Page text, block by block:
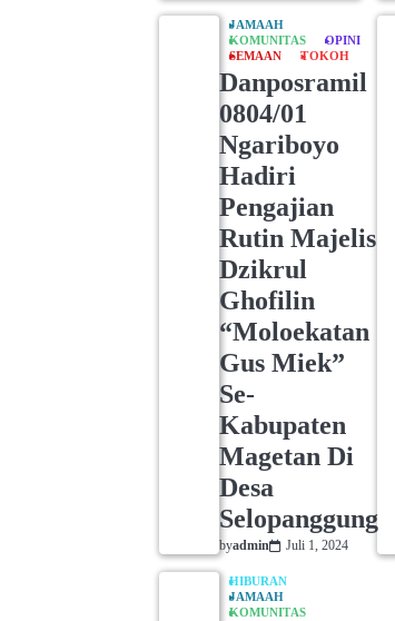
JAMAAH
KOMUNITAS
OPINI
SEMAAN
TOKOH
Danposramil
0804/01
Ngariboyo
Hadiri
Pengajian
Rutin Majelis
Dzikrul
Ghofilin
“Moloekatan
Gus Miek”
Se-
Kabupaten
Magetan Di
Desa
Selopanggung
byadmin Juli 1, 2024
HIBURAN
JAMAAH
KOMUNITAS